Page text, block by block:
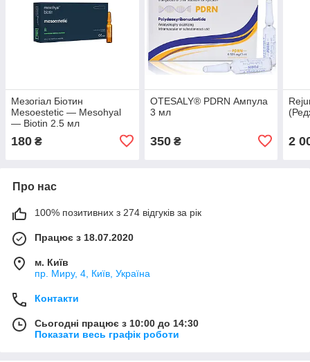
Мезогіал Біотин
Mesoestetic — Mesohyal
— Biotin 2.5 мл
180 ₴
OTESALY® PDRN Ампула
3 мл
350₴ 2
Про нас
100% позитивних з 274 відгуків за рік
Працює з 18.07.2020
м. Київ
пр. Миру, 4, Київ, Україна
Контакти
Сьогодні працює з 10:00 до 14:30
Показати весь графік роботи